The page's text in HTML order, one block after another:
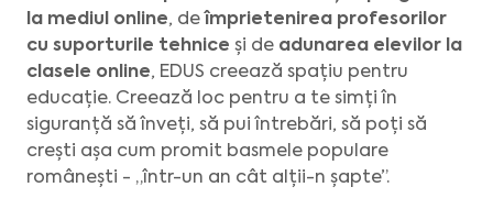
la mediul online, de împrietenirea profesorilor
cu suporturile tehnice și de adunarea elevilor la
clasele online, EDUS creează spațiu pentru
educație. Creează loc pentru a te simți în
siguranță să înveți, să pui întrebări, să poți să
crești așa cum promit basmele populare
românești - „într-un an cât alții-n șapte”.